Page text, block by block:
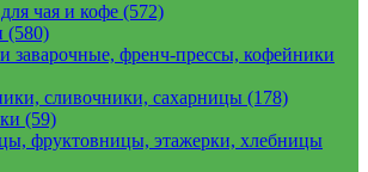
чая и кофе (572)
(580)
заварочные, френч-прессы, кофейники
сливочники, сахарницы (178)
(59)
фруктовницы, этажерки, хлебницы